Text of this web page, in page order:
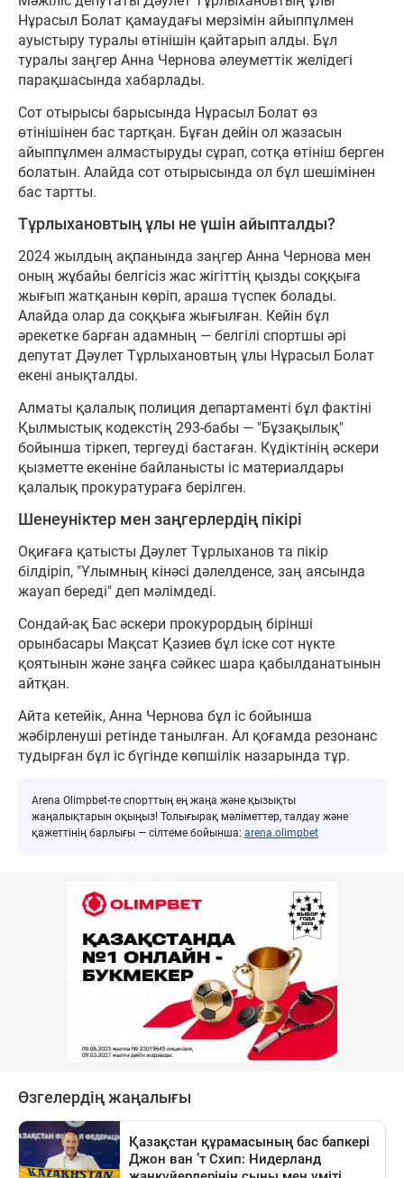
Нұрасыл Болат қамаудағы мерзімін айыппұлмен
ауыстыру туралы өтінішін қайтарып алды. Бұл
туралы заңгер Анна Чернова әлеуметтік желідегі
парақшасында хабарлады.
Сот отырысы барысында Нұрасыл Болат өз
өтінішінен бас тартқан. Бұған дейін ол жазасын
айыппұлмен алмастыруды сұрап, сотқа өтініш берген
болатын. Алайда сот отырысында ол бұл шешімінен
бас тартты.
Тұрлыхановтың ұлы не үшін айыпталды?
2024 жылдың ақпанында заңгер Анна Чернова мен
оның жұбайы белгісіз жас жігіттің қызды соққыға
жығып жатқанын көріп, араша түспек болады.
Алайда олар да соққыға жығылған. Кейін бұл
әрекетке барған адамның — белгілі спортшы әрі
депутат Дәулет Тұрлыхановтың ұлы Нұрасыл Болат
екені анықталды.
Алматы қалалық полиция департаменті бұл фактіні
Қылмыстық кодекстің 293-бабы — "Бұзақылық"
бойынша тіркеп, тергеуді бастаған. Күдіктінің әскери
қызметте екеніне байланысты іс материалдары
қалалық прокуратураға берілген.
Шенеуніктер мен заңгерлердің пікірі
Оқиғаға қатысты Дәулет Тұрлыханов та пікір
білдіріп, "Ұлымның кінәсі дәлелденсе, заң аясында
жауап береді" деп мәлімдеді.
Сондай-ақ Бас әскери прокурордың бірінші
орынбасары Мақсат Қазиев бұл іске сот нүкте
қоятынын және заңға сәйкес шара қабылданатынын
айтқан.
Айта кетейік, Анна Чернова бұл іс бойынша
жәбірленуші ретінде танылған. Ал қоғамда резонанс
тудырған бұл іс бүгінде көпшілік назарында тұр.
Arena Olimpbet-те спорттың ең жаңа және қызықты
жаңалықтарын оқыңыз! Толығырақ мәліметтер, талдау және
қажеттінің барлығы — сілтеме бойынша: arena.olimpbet